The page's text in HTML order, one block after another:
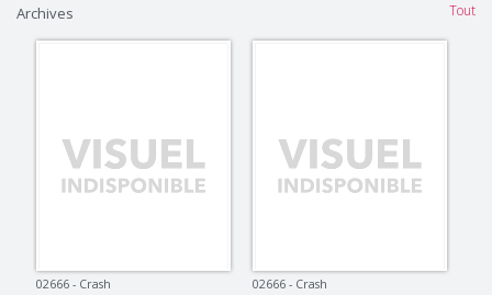
Archives Tout
02666 - Crash 02666 - Crash